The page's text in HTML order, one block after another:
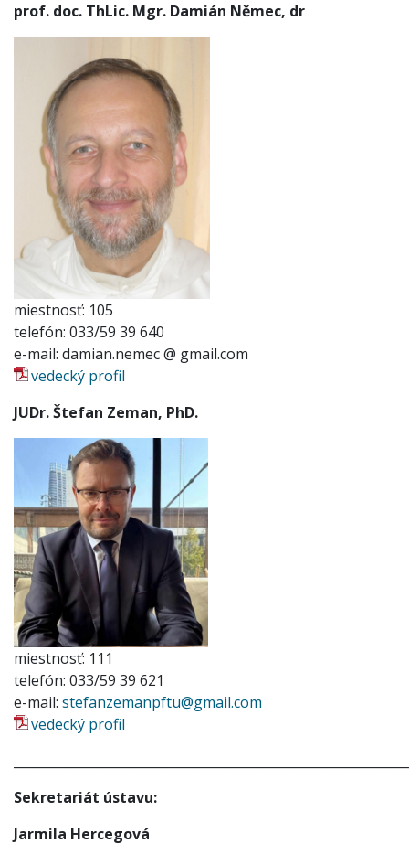
prof. doc. ThLic. Mgr. Damián Němec, dr
miestnosť: 105
telefón: 033/59 39 640
e-mail: damian.nemec @ gmail.com
vedecký profil
JUDr. Štefan Zeman, PhD.
miestnosť: 111
telefón: 033/59 39 621
e-mail: stefanzemanpftu@gmail.com
vedecký profil
Sekretariát ústavu:
Jarmila Hercegová